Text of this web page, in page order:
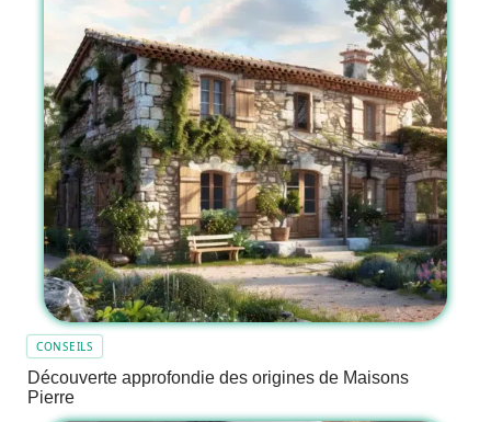
CONSEILS
Découverte approfondie des origines de Maisons
Pierre